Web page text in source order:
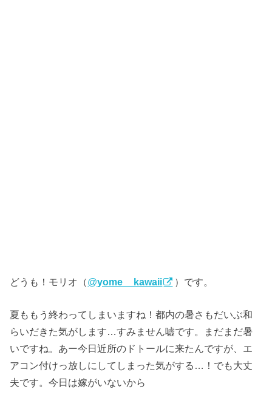
どうも！モリオ（@yome__kawaii ）です。
夏ももう終わってしまいますね！都内の暑さもだいぶ和
らいだきた気がします…すみません嘘です。まだまだ暑
いですね。あー今日近所のドトールに来たんですが、エ
アコン付けっ放しにしてしまった気がする…！でも大丈
夫です。今日は嫁がいないから